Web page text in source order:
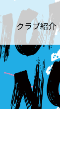
クラブ紹介